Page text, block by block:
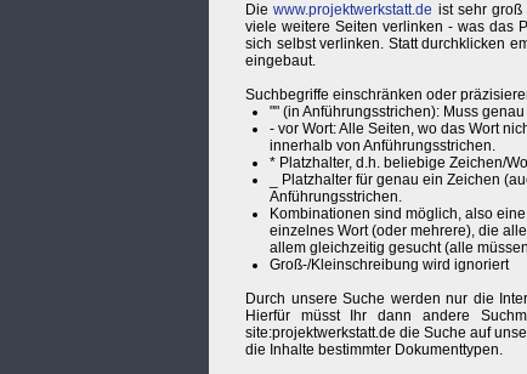
Diewww.projektwerkstatt.de ist sehr
viele weitere Seiten verlinken - was das
sich selbst verlinken. Statt durchklicken
eingebaut.
Suchbegriffe einschränken oder
"" (in Anführungsstrichen): Muss
- vor Wort: Alle Seiten, wo das Wort
innerhalb von Anführungsstrichen.
* Platzhalter, d.h. beliebige Zeichen/
_ Platzhalter für genau ein Zeichen
Anführungsstrichen.
Kombinationen sind möglich, also
einzelnes Wort (oder mehrere), die
allem gleichzeitig gesucht (alle
Groß-/Kleinschreibung wird ignoriert
Durch unsere Suche werden nur die
Hierfür müsst Ihr dann andere
site:projektwerkstatt.de die Suche auf
die Inhalte bestimmter Dokumenttypen.